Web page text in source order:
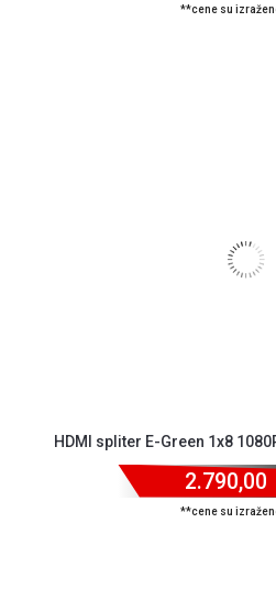
**cene su
HDMI spliter E-Green 1x8
2.790,00
**cene su